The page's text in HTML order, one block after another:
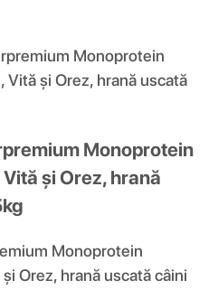
Monoprotein
Vită și Orez, hrană uscată
Monoprotein
și Orez, hrană